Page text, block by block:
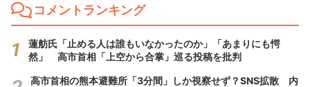
コメントランキング
蓮舫氏「止める人は誰もいなかったのか」「あまりにも愕
然」 高市首相「上空から合掌」巡る投稿を批判
高市首相の熊本避難所「3分間」しか視察せず？SNS拡散 内